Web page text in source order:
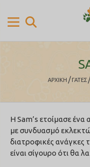
ΑΡΧΙΚΉ / ΓΑΤΕΣ /
Η Sam’s ετοίμασε ένα
με συνδυασμό
διατροφικές ανάγκες
είναι σίγουρο ότι θα